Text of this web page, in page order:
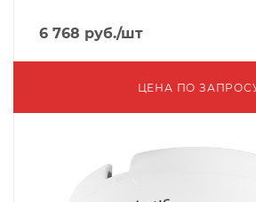
6 768 руб./шт
ЦЕНА ПО